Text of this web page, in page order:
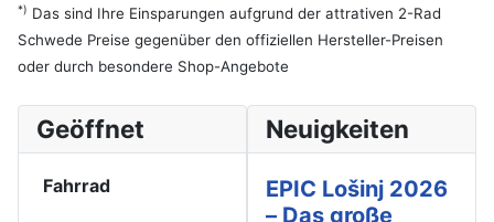
*) Das sind Ihre Einsparungen aufgrund der attrativen 2-Rad
Schwede Preise gegenüber den offiziellen Hersteller-Preisen
oder durch besondere Shop-Angebote
Geöffnet
Fahrrad
Neuigkeiten
EPIC Lošinj 2026
– Das große